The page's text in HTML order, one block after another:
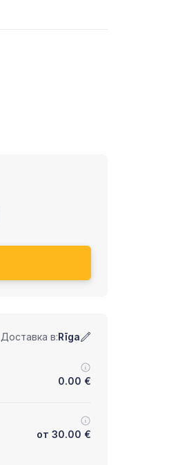
Доставка в:Rīga
0.00 €
от 30.00 €